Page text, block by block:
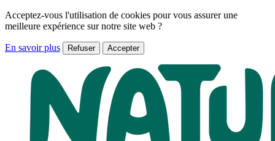
Acceptez-vous l'utilisation de cookies pour vous assurer une
meilleure expérience sur notre site web ?
En savoir plus Refuser Accepter